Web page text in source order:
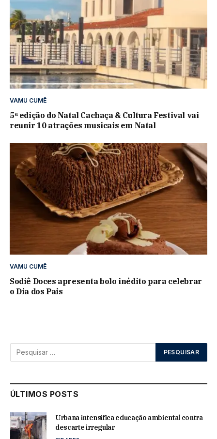
VAMU CUMÊ
5ª edição do Natal Cachaça & Cultura Festival vai
reunir 10 atrações musicais em Natal
VAMU CUMÊ
Sodiê Doces apresenta bolo inédito para celebrar
o Dia dos Pais
ÚLTIMOS POSTS
Urbana intensifica educação ambiental contra
descarte irregular